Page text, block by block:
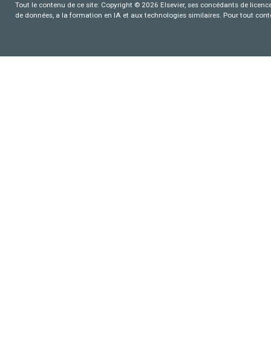
Tout le contenu de ce site: Copyright © 2026 Elsevier, ses concédants de
de données, a la formation en IA et aux technologies similaires. Pour tout